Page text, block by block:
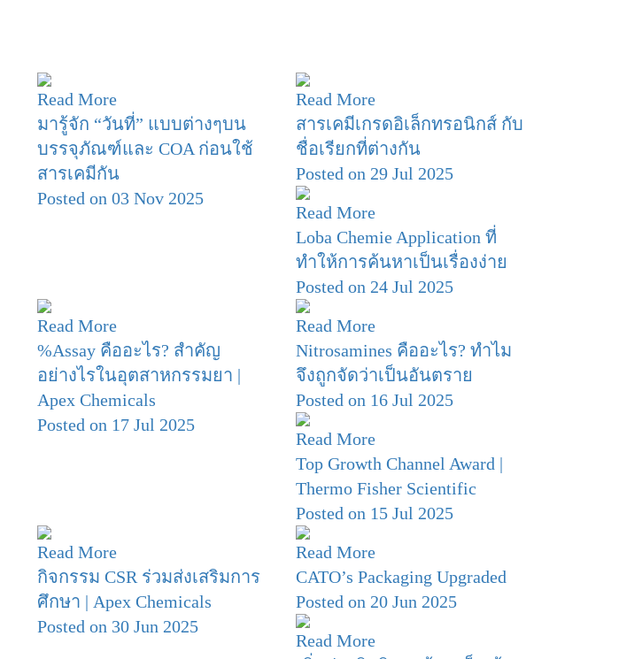
Read More
มารู้จัก “วันที่” แบบต่างๆบน
บรรจุภัณฑ์และ COA ก่อนใช้
สารเคมีกัน
Posted on 03 Nov 2025
Read More
สารเคมีเกรดอิเล็กทรอนิกส์ กับ
ชื่อเรียกที่ต่างกัน
Posted on 29 Jul 2025
Read More
Loba Chemie Application ที่
ทำให้การค้นหาเป็นเรื่องง่าย
Posted on 24 Jul 2025
Read More
%Assay คืออะไร? สำคัญ
อย่างไรในอุตสาหกรรมยา |
Apex Chemicals
Posted on 17 Jul 2025
Read More
Nitrosamines คืออะไร? ทำไม
จึงถูกจัดว่าเป็นอันตราย
Posted on 16 Jul 2025
Read More
Top Growth Channel Award |
Thermo Fisher Scientific
Posted on 15 Jul 2025
Read More
กิจกรรม CSR ร่วมส่งเสริมการ
ศึกษา | Apex Chemicals
Posted on 30 Jun 2025
Read More
CATO’s Packaging Upgraded
Posted on 20 Jun 2025
Read More